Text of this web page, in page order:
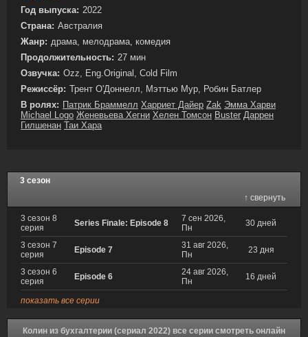
Год выпуска: 2022
Страна: Австралия
Жанр: драма, мелодрама, комедия
Продолжительность: 27 мин
Озвучка: Ozz, Eng.Original, Cold Film
Режиссёр: Трент О'Доннелл, Мэттью Мур, Робин Батлер
В ролях: Патрик Браммелл Харриет Дайер Zak Эмма Харви
Michael Logo Женевьева Хегни Хелен Томсон Buster Даррен
Гилшенан Таи Хара
3 сезон
↑ свернуть
3 сезон 8
серия
Series Finale: Episode 8
7 сен 2026,
Пн
30 дней
3 сезон 7
серия
Episode 7
31 авг 2026,
Пн
23 дня
3 сезон 6
серия
Episode 6
24 авг 2026,
Пн
16 дней
показать все серии
Колин из бухгалтерии (сериал 2022) все серии смотреть онлайн